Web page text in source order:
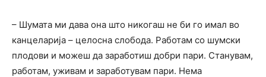
– Шумата ми дава она што никогаш не би го имал во
канцеларија – целосна слобода. Работам со шумски
плодови и можеш да заработиш добри пари. Станувам,
работам, уживам и заработувам пари. Нема